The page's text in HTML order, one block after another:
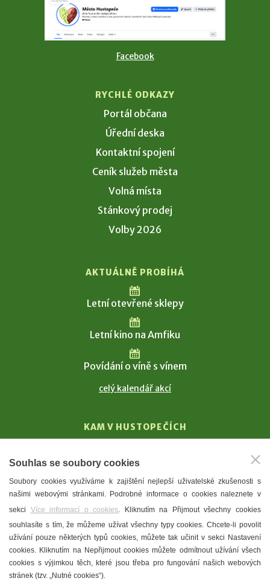
Facebook
RYCHLÉ ODKAZY
Portál občana
Úřední deska
Kontaktní spojení
Ceník služeb města
Volná místa
Stánkový prodej
Volby 2026
AKTUÁLNĚ PROBÍHÁ
Letní otevřené sklepy
Letní kino na Amfiku
Povídání o víně s vínem
celý kalendář akcí
KAM V HUSTOPEČÍCH
T. G. Masaryk
Mandloně
Ubytování
Restaurace
Městské muzeum a galerie
Denní meníčka
Souhlas se soubory cookies
Soubory cookies využíváme k zajištění nejlepší uživatelské zkušenosti s
našimi webovými stránkami. Podrobné informace o cookies naleznete v
sekci Více informací o cookies. Kliknutím na Přijmout všechny cookies
souhlasíte s tím, že můžeme užívat všechny typy cookies. Chcete-li povolit
užívání pouze některých typů cookies, můžete tak učinit v sekci Nastavení
cookies. Kliknutím na Nepřijmout cookies můžete odmítnout užívání všech
cookies s výjimkou těch, které jsou třeba pro fungování našich webových
stránek (tzv. „Nutné cookies“).